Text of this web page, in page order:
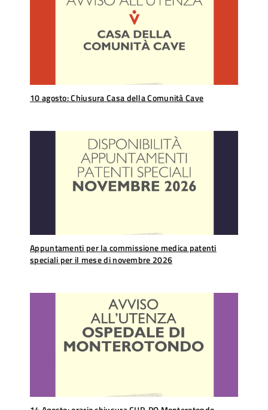
10 agosto: Chiusura Casa della Comunità Cave
Appuntamenti per la commissione medica patenti
speciali per il mese di novembre 2026